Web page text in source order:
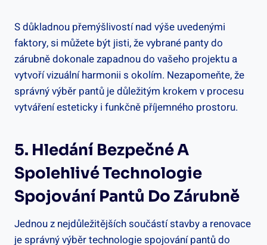
S důkladnou přemýšlivostí nad výše uvedenými
faktory, si můžete být jisti, že vybrané panty do
zárubně dokonale zapadnou do vašeho projektu a
vytvoří vizuální harmonii s okolím. Nezapomeňte, že
správný výběr pantů je důležitým krokem v procesu
vytváření esteticky i funkčně příjemného prostoru.
5. Hledání Bezpečné A
Spolehlivé Technologie
Spojování Pantů Do Zárubně
Jednou z nejdůležitějších součástí stavby a renovace
je správný výběr technologie spojování pantů do